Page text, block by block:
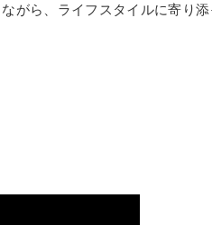
がら、ライフスタイルに寄り